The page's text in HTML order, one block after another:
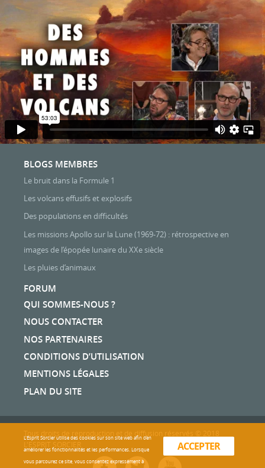
BLOGS MEMBRES
Le bruit dans la Formule 1
Les volcans effusifs et explosifs
Des populations en difficultés
Les missions Apollo sur la Lune (1969-72) : rétrospective en
images de l’épopée lunaire du XXe siècle
Les pluies d’animaux
FORUM
QUI SOMMES-NOUS ?
NOUS CONTACTER
NOS PARTENAIRES
CONDITIONS D’UTILISATION
MENTIONS LÉGALES
PLAN DU SITE
L'ESPRIT SORCIER
ACCEPTER
L'Esprit Sorcier utilise des cookies sur son site web afin d’en
améliorer les fonctionnalités et les performances. Lorsque
vous parcourez ce site, vous consentez expressément à